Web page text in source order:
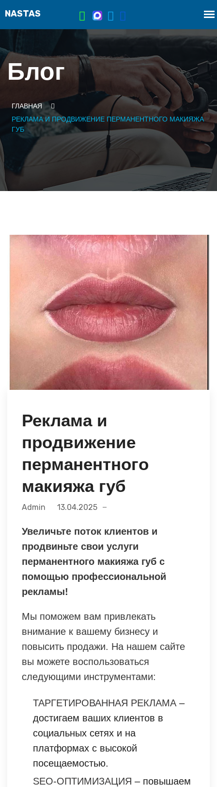
Блог
ГЛАВНАЯ
РЕКЛАМА И ПРОДВИЖЕНИЕ ПЕРМАНЕНТНОГО МАКИЯЖА
ГУБ
Реклама и
продвижение
перманентного
макияжа губ
Admin 13.04.2025
Увеличьте поток клиентов и
продвиньте свои услуги
перманентного макияжа губ с
помощью профессиональной
рекламы!
Мы поможем вам привлекать
внимание к вашему бизнесу и
повысить продажи. На нашем сайте
вы можете воспользоваться
следующими инструментами:
ТАРГЕТИРОВАННАЯ РЕКЛАМА –
достигаем ваших клиентов в
социальных сетях и на
платформах с высокой
посещаемостью.
SEO-ОПТИМИЗАЦИЯ – повышаем